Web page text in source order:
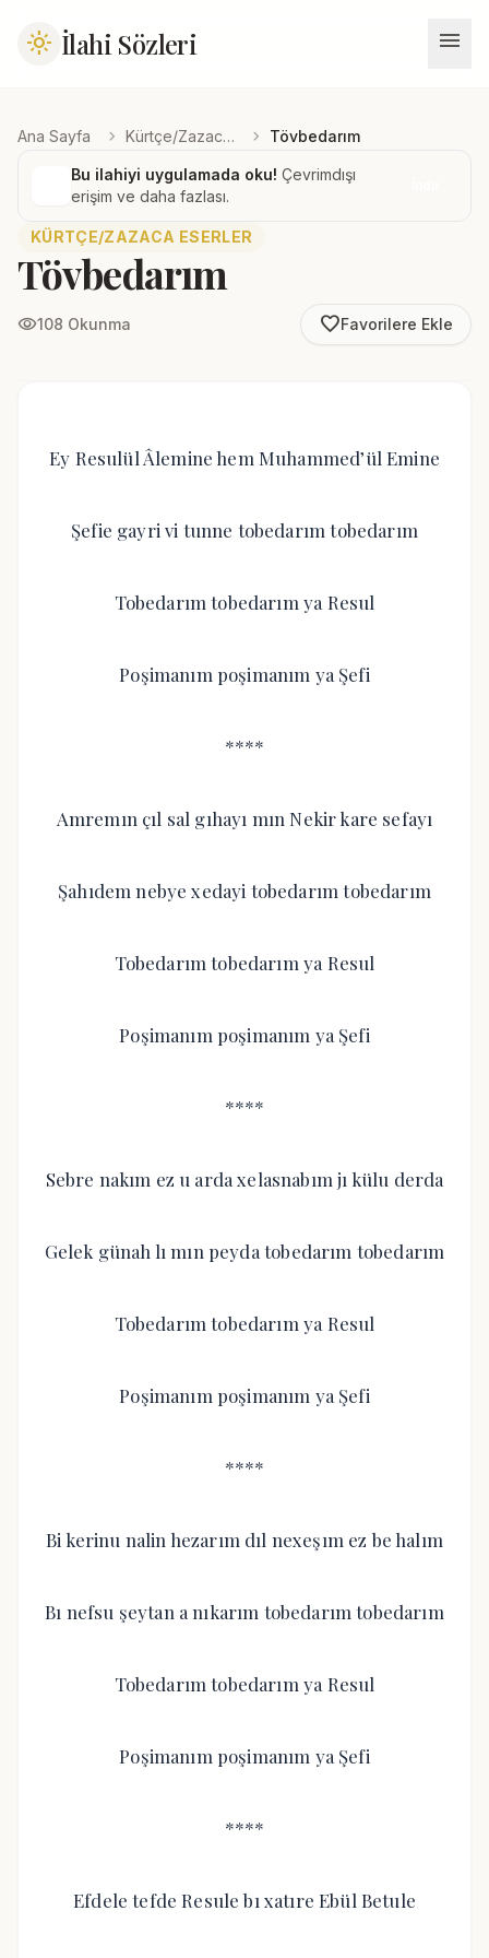
light_mode İlahi Sözleri menu
Ana Sayfa chevron_right Kürtçe/Zazaca Eserler chevron_right Tövbedarım
Bu ilahiyi uygulamada oku! Çevrimdışı
erişim ve daha fazlası.
KÜRTÇE/ZAZACA ESERLER
Tövbedarım
visibility108 Okunma favorite_borderFavorilere Ekle
Ey Resulül Âlemine hem Muhammed’ül Emine
Şefie gayri vi tunne tobedarım tobedarım
Tobedarım tobedarım ya Resul
Poşimanım poşimanım ya Şefi
****
Amremın çıl sal gıhayı mın Nekir kare sefayı
Şahıdem nebye xedayi tobedarım tobedarım
Tobedarım tobedarım ya Resul
Poşimanım poşimanım ya Şefi
****
Sebre nakım ez u arda xelasnabım jı külu derda
Gelek günah lı mın peyda tobedarım tobedarım
Tobedarım tobedarım ya Resul
Poşimanım poşimanım ya Şefi
****
Bi kerinu nalin hezarım dıl nexeşım ez be halım
Bı nefsu şeytan a nıkarım tobedarım tobedarım
Tobedarım tobedarım ya Resul
Poşimanım poşimanım ya Şefi
****
Efdele tefde Resule bı xatıre Ebül Betule